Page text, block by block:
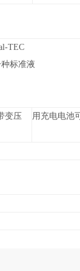
TEC
标准液
变压
用充电电池